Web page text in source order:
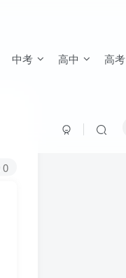
中考 高中 高考
0